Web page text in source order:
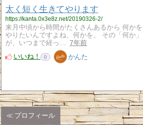
太く短く生きてやります
https://kanta.0x3e8z.net/20190326-2/
来月中頃から時間がたくさんあるから 何かを
やりたいんですよね、何かを。 その「何か」
が、いつまで経っ…
7年前
いいね！
0 かんた
プロフィール